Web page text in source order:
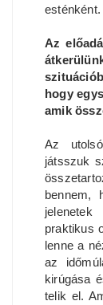
esténként.
Az
hogy
amik
Az
játsszuk
bennem,
praktikus
lenne a
az
kirúgása
telik el.